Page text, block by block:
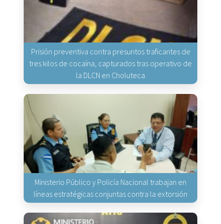
Prisión preventiva contra presuntos traficantes de
tres kilos de cocaína, capturados tras operativo de
la DLCN en Choluteca
Ministerio Público y Policía Nacional trabajan en
líneas estratégicas conjuntas contra la extorsión